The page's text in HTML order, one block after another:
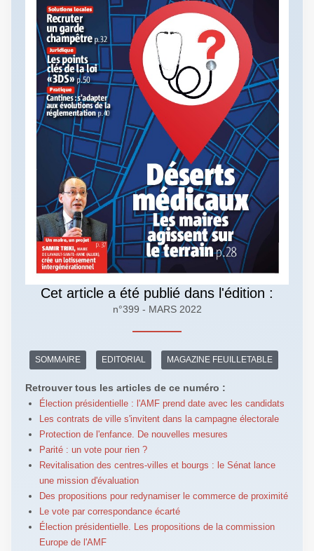
Cet article a été publié dans l'édition :
n°399 - MARS 2022
SOMMAIRE EDITORIAL MAGAZINE FEUILLETABLE
Retrouver tous les articles de ce numéro :
Élection présidentielle : l'AMF prend date avec les candidats
Les contrats de ville s'invitent dans la campagne électorale
Protection de l'enfance. De nouvelles mesures
Parité : un vote pour rien ?
Revitalisation des centres-villes et bourgs : le Sénat lance
une mission d'évaluation
Des propositions pour redynamiser le commerce de proximité
Le vote par correspondance écarté
Élection présidentielle. Les propositions de la commission
Europe de l'AMF